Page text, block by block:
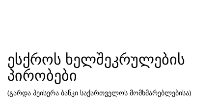
ესქროს ხელშეკრულების
პირობები
(გარდა პეისერა ბანკი საქართველოს მომხმარებლებისა)